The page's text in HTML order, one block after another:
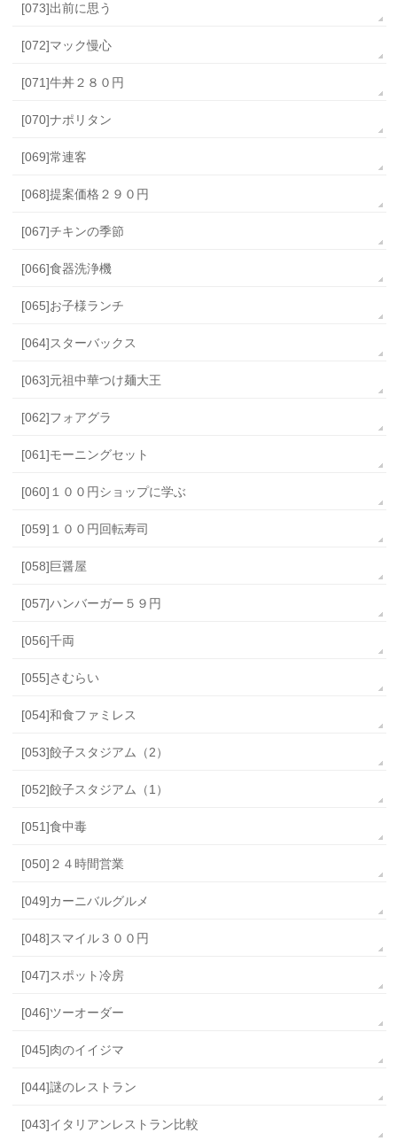
[073]出前に思う
[072]マック慢心
[071]牛丼２８０円
[070]ナポリタン
[069]常連客
[068]提案価格２９０円
[067]チキンの季節
[066]食器洗浄機
[065]お子様ランチ
[064]スターバックス
[063]元祖中華つけ麺大王
[062]フォアグラ
[061]モーニングセット
[060]１００円ショップに学ぶ
[059]１００円回転寿司
[058]巨醤屋
[057]ハンバーガー５９円
[056]千両
[055]さむらい
[054]和食ファミレス
[053]餃子スタジアム（2）
[052]餃子スタジアム（1）
[051]食中毒
[050]２４時間営業
[049]カーニバルグルメ
[048]スマイル３００円
[047]スポット冷房
[046]ツーオーダー
[045]肉のイイジマ
[044]謎のレストラン
[043]イタリアンレストラン比較